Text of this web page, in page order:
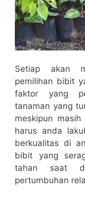
Setiap akan
pemilihan bibit
faktor yang
tanaman yang
meskipun
harus anda
berkualitas di
bibit yang
tahan saat
pertumbuhan